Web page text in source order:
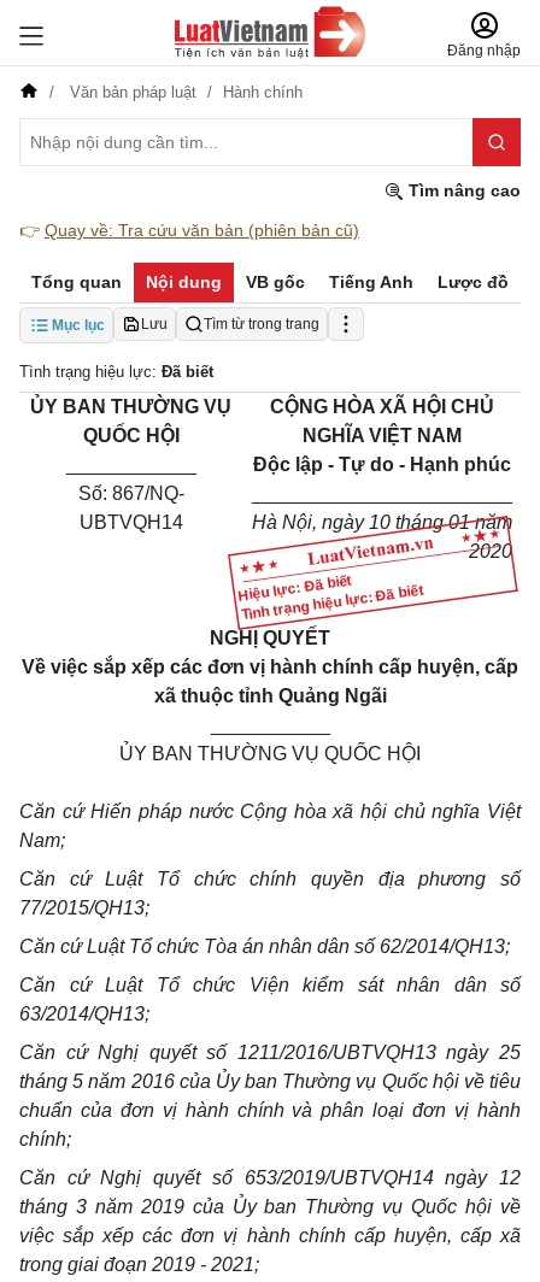
Đăng nhập
Văn bản pháp luật Hành chính
Tìm nâng cao
👉 Quay về: Tra cứu văn bản (phiên bản cũ)
Tổng quan Nội dung VB gốc Tiếng Anh Lược đồ
Mục lục Lưu Tìm từ trong trang
Tình trạng hiệu lực: Đã biết
Hiệu lực: Đã biết
Tình trạng hiệu lực: Đã biết
ỦY BAN THƯỜNG VỤ
QUỐC HỘI
Số: 867/NQ-
UBTVQH14
CỘNG HÒA XÃ HỘI CHỦ
NGHĨA VIỆT NAM
Độc lập - Tự do - Hạnh phúc
Hà Nội, ngày 10 tháng 01 năm
2020
NGHỊ QUYẾT
Về việc sắp xếp các đơn vị hành chính cấp huyện, cấp
xã thuộc tỉnh Quảng Ngãi
ỦY BAN THƯỜNG VỤ QUỐC HỘI
Căn cứHiến pháp nước Cộng hòa xã hội chủ nghĩa Việt
Nam;
Căn cứLuật Tổ chức chínhquyền địa phương số
77/2015/QH13;
Căn cứ Luật Tổ chức Tòa án nhân dân số 62/2014/QH13;
Căn cứ Luật Tổ chức Viện kiểm sát nhân dân số
63/2014/QH13;
Căn cứ Nghị quyết số 1211/2016/UBTVQH13 ngày 25
tháng 5 năm 2016 của Ủy ban Thường vụ Quốc hội về tiêu
chuẩn của đơn vị hành chính và phân loại đơn vị hành
chính;
Căn cứ Nghị quyết số 653/2019/UBTVQH14 ngày 12
tháng 3 năm 2019 của Ủy ban Thường vụ Quốc hội về
việc sắp xếp các đơn vị hành chính cấp huyện, cấp xã
trong giai đoạn 2019 - 2021;